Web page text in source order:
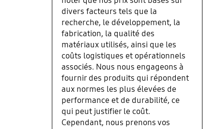
divers facteurs tels que la
recherche, le développement, la
fabrication, la qualité des
matériaux utilisés, ainsi que les
coûts logistiques et opérationnels
associés. Nous nous engageons à
fournir des produits qui répondent
aux normes les plus élevées de
performance et de durabilité, ce
qui peut justifier le coût.
Cependant, nous prenons vos